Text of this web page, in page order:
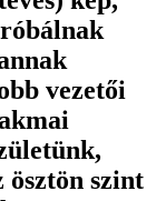
vezetői
ösztön szint